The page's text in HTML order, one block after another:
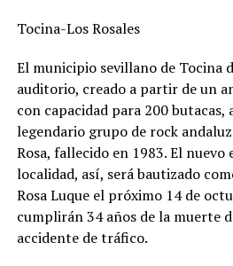
Tocina-Los Rosales
El municipio sevillano de Tocina
auditorio, creado a partir de un
con capacidad para 200 butacas,
legendario grupo de rock
Rosa, fallecido en 1983. El
localidad, así, será bautizado
Rosa Luque el próximo 14 de
cumplirán 34 años de la muerte
accidente de tráfico.